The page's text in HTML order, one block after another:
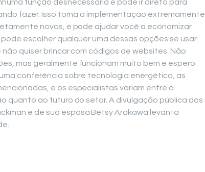
função desnecessária e pode ir direto para
fazer. Isso torna a implementação extremamente
novos, e pode ajudar você a economizar
escolher qualquer uma dessas opções se usar
quiser brincar com códigos de websites. Não
mas geralmente funcionam muito bem e espero
uma conferência sobre tecnologia energética, as
e os especialistas variam entre o
quanto ao futuro do setor. A divulgação pública dos
e de sua esposa Betsy Arakawa levanta